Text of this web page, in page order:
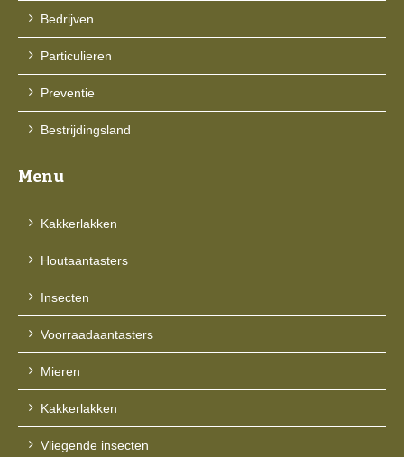
Bedrijven
Particulieren
Preventie
Bestrijdingsland
Menu
Kakkerlakken
Houtaantasters
Insecten
Voorraadaantasters
Mieren
Kakkerlakken
Vliegende insecten